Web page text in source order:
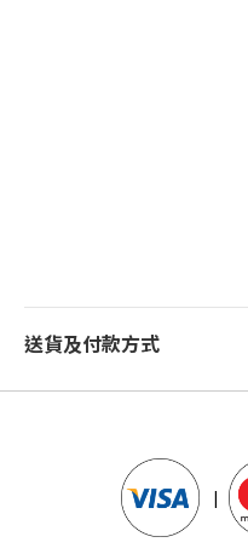
送貨及付款方式
|